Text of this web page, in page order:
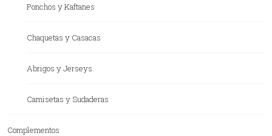
Ponchos y Kaftanes
Chaquetas y Casacas
Abrigos y Jerseys
Camisetas y Sudaderas
Complementos